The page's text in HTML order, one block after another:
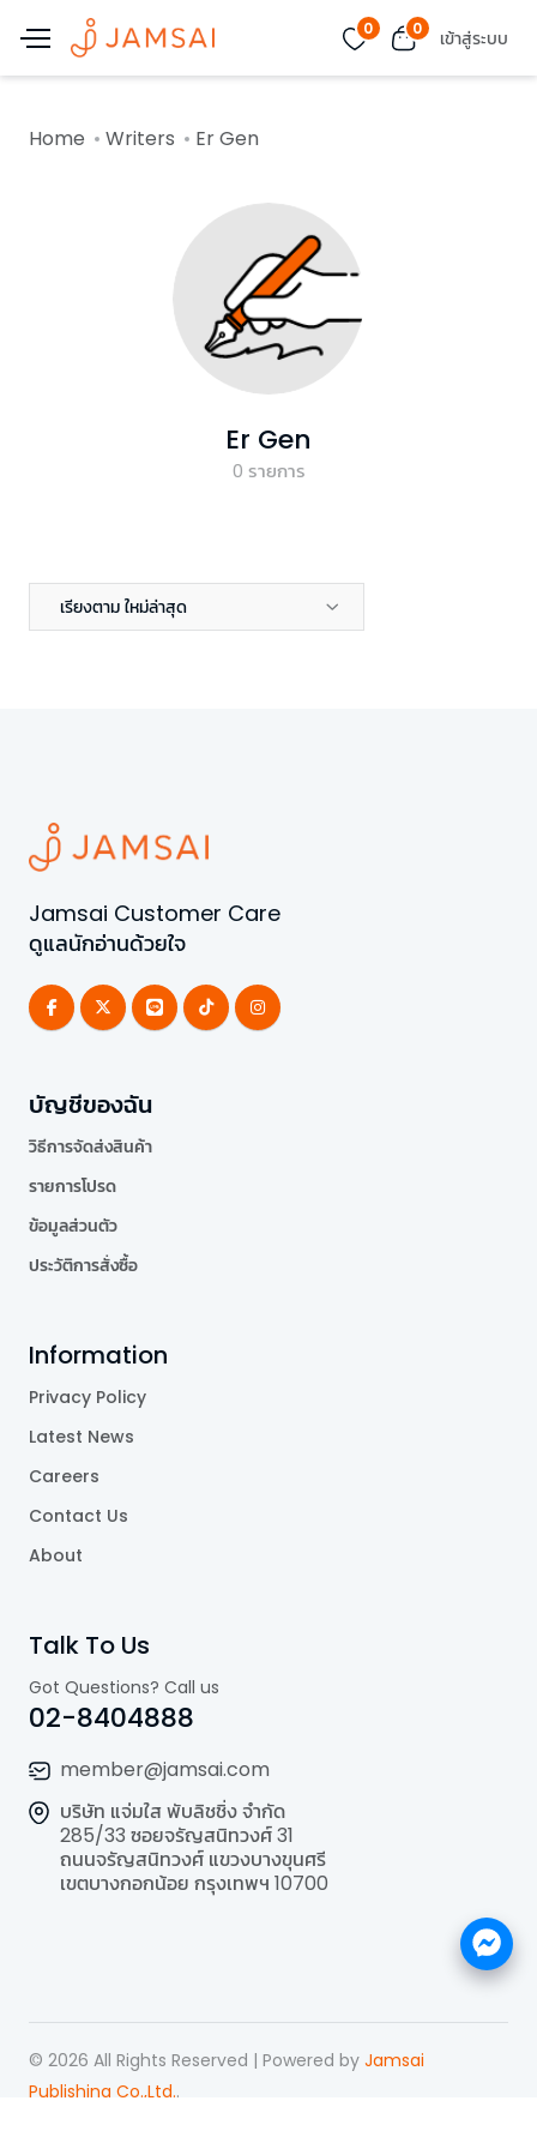
0 0 เข้าสู่ระบบ
Home Writers Er Gen
Er Gen
0 รายการ
เรียงตาม ใหม่ล่าสุด
Jamsai Customer Care
ดูแลนักอ่านด้วยใจ
บัญชีของฉัน
วิธีการจัดส่งสินค้า
รายการโปรด
ข้อมูลส่วนตัว
ประวัติการสั่งซื้อ
Information
Privacy Policy
Latest News
Careers
Contact Us
About
Talk To Us
Got Questions? Call us
02-8404888
member@jamsai.com
บริษัท แจ่มใส พับลิชชิ่ง จำกัด
285/33 ซอยจรัญสนิทวงศ์ 31
ถนนจรัญสนิทวงศ์ แขวงบางขุนศรี
เขตบางกอกน้อย กรุงเทพฯ 10700
© 2026 All Rights Reserved | Powered by Jamsai
Publishing Co.,Ltd..